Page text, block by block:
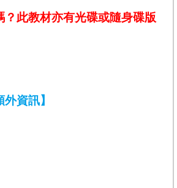
？此教材亦有光碟或隨身碟版
外資訊】